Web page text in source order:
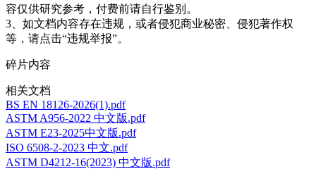
容仅供研究参考，付费前请自行鉴别。
3、如文档内容存在违规，或者侵犯商业秘密、侵犯著作权
等，请点击“违规举报”。
碎片内容
相关文档
BS EN 18126-2026(1).pdf
ASTM A956-2022 中文版.pdf
ASTM E23-2025中文版.pdf
ISO 6508-2-2023 中文.pdf
ASTM D4212-16(2023) 中文版.pdf